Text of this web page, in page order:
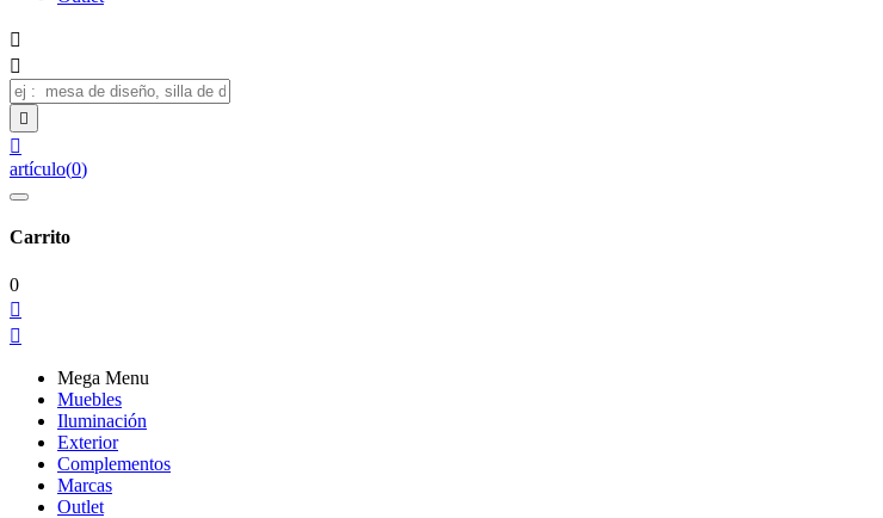




artículo(0)
Carrito
0


Mega Menu
Muebles
Iluminación
Exterior
Complementos
Marcas
Outlet